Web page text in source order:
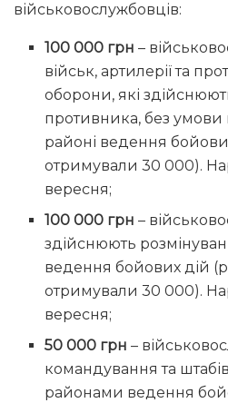
військовослужбовців:
100 000 грн –
військ, артилерії та
оборони, які
противника, без умови
районі ведення
отримували 30 000).
вересня;
100 000 грн –
здійснюють
ведення бойових дій
отримували 30 000).
вересня;
50 000 грн –
командування та
районами ведення